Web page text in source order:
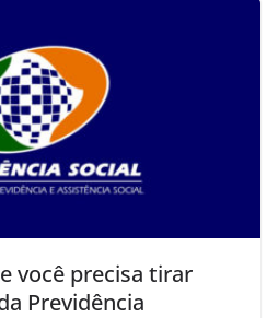
você precisa tirar
Previdência